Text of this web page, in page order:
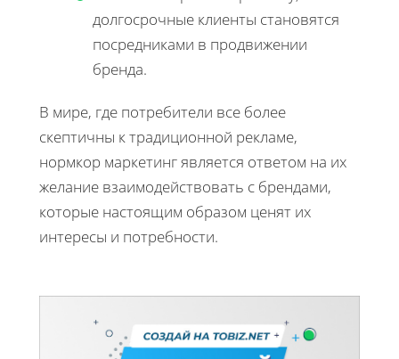
долгосрочные клиенты становятся
посредниками в продвижении
бренда.
В мире, где потребители все более
скептичны к традиционной рекламе,
нормкор маркетинг является ответом на их
желание взаимодействовать с брендами,
которые настоящим образом ценят их
интересы и потребности.